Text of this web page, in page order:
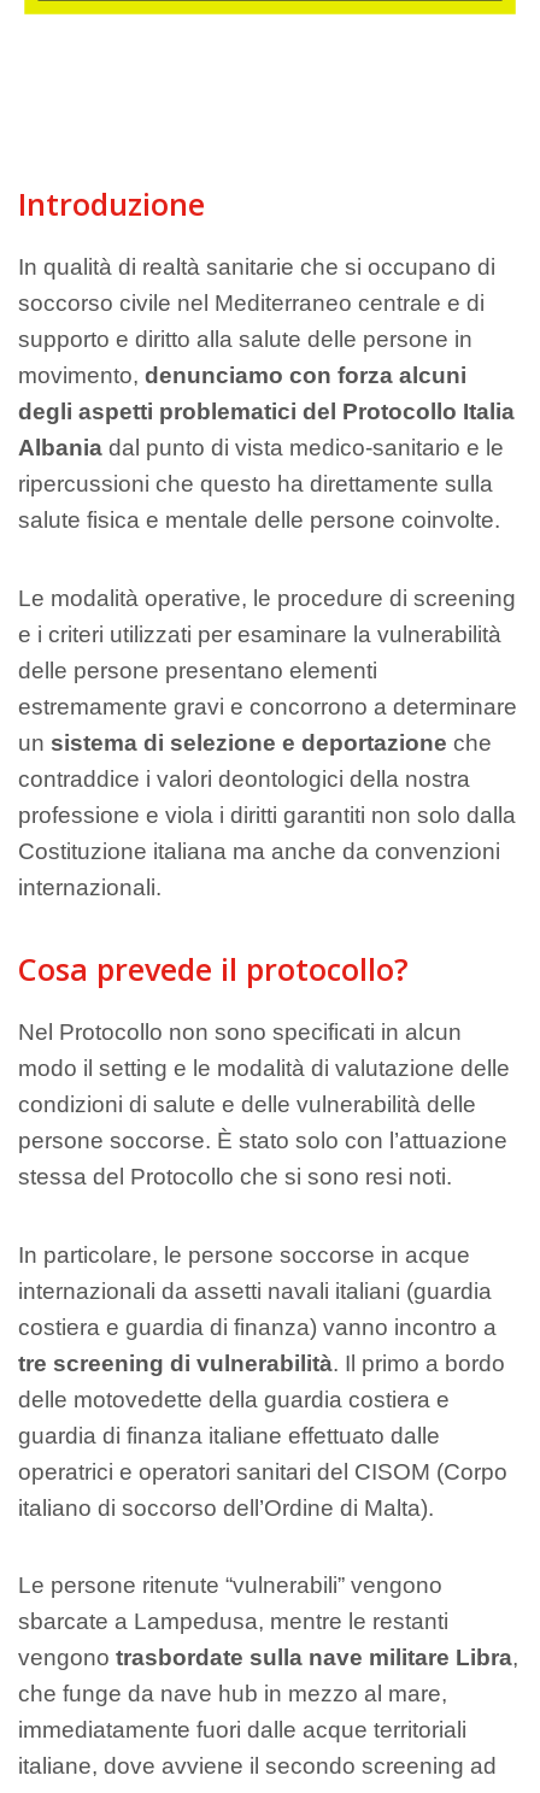
Introduzione
In qualità di realtà sanitarie che si occupano di
soccorso civile nel Mediterraneo centrale e di
supporto e diritto alla salute delle persone in
movimento, denunciamo con forza alcuni
degli aspetti problematici del Protocollo Italia
Albania dal punto di vista medico-sanitario e le
ripercussioni che questo ha direttamente sulla
salute fisica e mentale delle persone coinvolte.
Le modalità operative, le procedure di screening
e i criteri utilizzati per esaminare la vulnerabilità
delle persone presentano elementi
estremamente gravi e concorrono a determinare
un sistema di selezione e deportazione che
contraddice i valori deontologici della nostra
professione e viola i diritti garantiti non solo dalla
Costituzione italiana ma anche da convenzioni
internazionali.
Cosa prevede il protocollo?
Nel Protocollo non sono specificati in alcun
modo il setting e le modalità di valutazione delle
condizioni di salute e delle vulnerabilità delle
persone soccorse. È stato solo con l’attuazione
stessa del Protocollo che si sono resi noti.
In particolare, le persone soccorse in acque
internazionali da assetti navali italiani (guardia
costiera e guardia di finanza) vanno incontro a
tre screening di vulnerabilità. Il primo a bordo
delle motovedette della guardia costiera e
guardia di finanza italiane effettuato dalle
operatrici e operatori sanitari del CISOM (Corpo
italiano di soccorso dell’Ordine di Malta).
Le persone ritenute “vulnerabili” vengono
sbarcate a Lampedusa, mentre le restanti
vengono trasbordate sulla nave militare Libra,
che funge da nave hub in mezzo al mare,
immediatamente fuori dalle acque territoriali
italiane, dove avviene il secondo screening ad